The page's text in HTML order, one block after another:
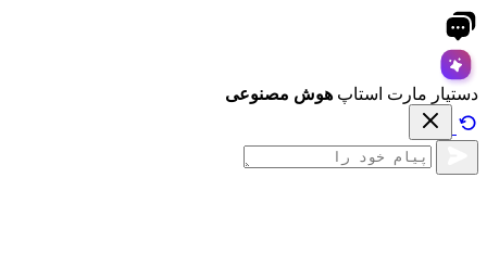
دستیار مارت استاپ هوش مصنوعی